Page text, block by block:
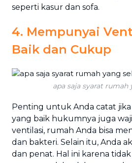
seperti kasur dan sofa.
4. Mempunyai
Baik dan Cukup
apa saja syarat rumah
Penting untuk Anda catat jika
yang baik hukumnya juga
ventilasi, rumah Anda bisa
dan bakteri. Selain itu, Anda
dan penat. Hal ini karena